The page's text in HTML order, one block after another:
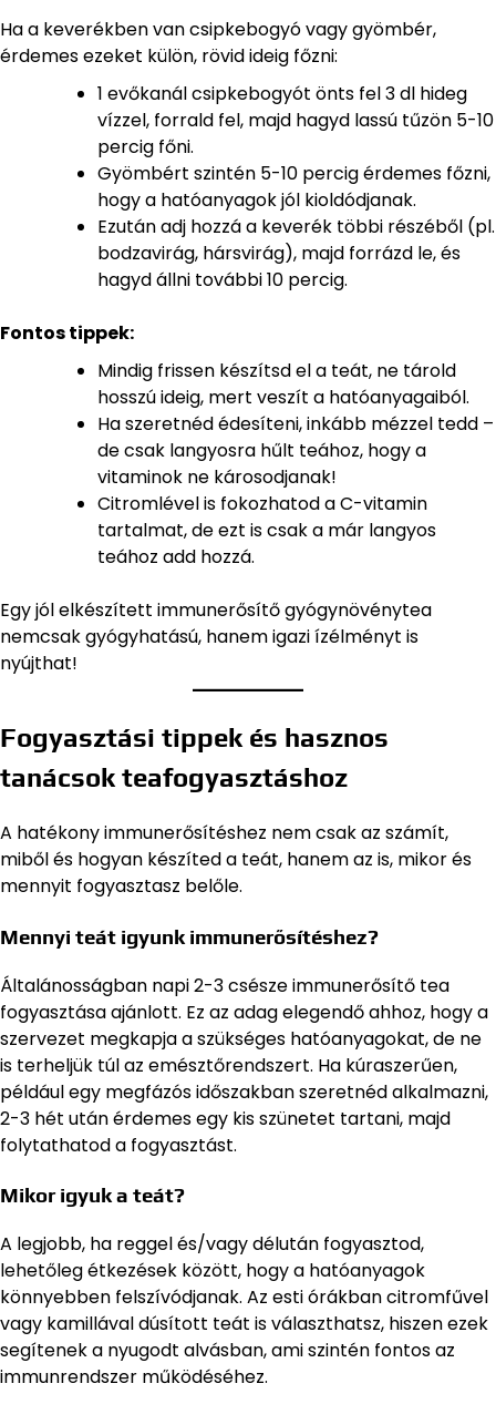
Ha a keverékben van csipkebogyó vagy gyömbér,
érdemes ezeket külön, rövid ideig főzni:
1 evőkanál csipkebogyót önts fel 3 dl hideg
vízzel, forrald fel, majd hagyd lassú tűzön 5-10
percig főni.
Gyömbért szintén 5-10 percig érdemes főzni,
hogy a hatóanyagok jól kioldódjanak.
Ezután adj hozzá a keverék többi részéből (pl.
bodzavirág, hársvirág), majd forrázd le, és
hagyd állni további 10 percig.
Fontos tippek:
Mindig frissen készítsd el a teát, ne tárold
hosszú ideig, mert veszít a hatóanyagaiból.
Ha szeretnéd édesíteni, inkább mézzel tedd –
de csak langyosra hűlt teához, hogy a
vitaminok ne károsodjanak!
Citromlével is fokozhatod a C-vitamin
tartalmat, de ezt is csak a már langyos
teához add hozzá.
Egy jól elkészített immunerősítő gyógynövénytea
nemcsak gyógyhatású, hanem igazi ízélményt is
nyújthat!
Fogyasztási tippek és hasznos
tanácsok teafogyasztáshoz
A hatékony immunerősítéshez nem csak az számít,
miből és hogyan készíted a teát, hanem az is, mikor és
mennyit fogyasztasz belőle.
Mennyi teát igyunk immunerősítéshez?
Általánosságban napi 2-3 csésze immunerősítő tea
fogyasztása ajánlott. Ez az adag elegendő ahhoz, hogy a
szervezet megkapja a szükséges hatóanyagokat, de ne
is terheljük túl az emésztőrendszert. Ha kúraszerűen,
például egy megfázós időszakban szeretnéd alkalmazni,
2-3 hét után érdemes egy kis szünetet tartani, majd
folytathatod a fogyasztást.
Mikor igyuk a teát?
A legjobb, ha reggel és/vagy délután fogyasztod,
lehetőleg étkezések között, hogy a hatóanyagok
könnyebben felszívódjanak. Az esti órákban citromfűvel
vagy kamillával dúsított teát is választhatsz, hiszen ezek
segítenek a nyugodt alvásban, ami szintén fontos az
immunrendszer működéséhez.